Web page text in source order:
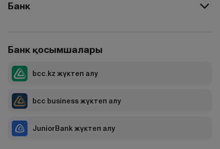
Банк
Банк қосымшалары
bcc.kz жүктеп алу
bcc business жүктеп алу
JuniorBank жүктеп алу